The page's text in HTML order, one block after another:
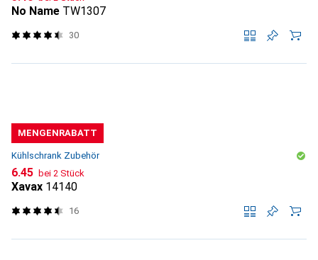
No Name TW1307
30
MENGENRABATT
Kühlschrank Zubehör
CHF
6.45 bei 2 Stück
Xavax 14140
16